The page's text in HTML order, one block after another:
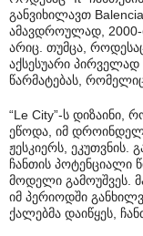
განვიხილავთ
ამავდროულად,
არიც. თუმცა,
აქსესუარი პირველად
წარმატებას,
“Le City”-ს დიზაინი,
ეწოდა, იმ
ჟესკიერს, ეკუთვნის.
ჩანთის პოტენციალი
მოდელი გამოუშვეს.
იმ პერიოდში
ქალებმა დაიწყეს,